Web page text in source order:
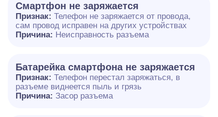
Смартфон не заряжается
Признак: Телефон не заряжается от провода,
сам провод исправен на других устройствах
Причина: Неисправность разъема
Батарейка смартфона не заряжается
Признак: Телефон перестал заряжаться, в
разъеме виднеется пыль и грязь
Причина: Засор разъема